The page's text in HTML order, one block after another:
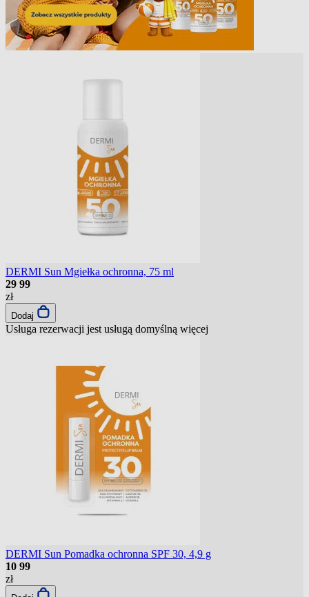
DERMI Sun Mgiełka ochronna, 75 ml
29 99
zł
Dodaj
Usługa rezerwacji jest usługą domyślną więcej
DERMI Sun Pomadka ochronna SPF 30, 4,9 g
10 99
zł